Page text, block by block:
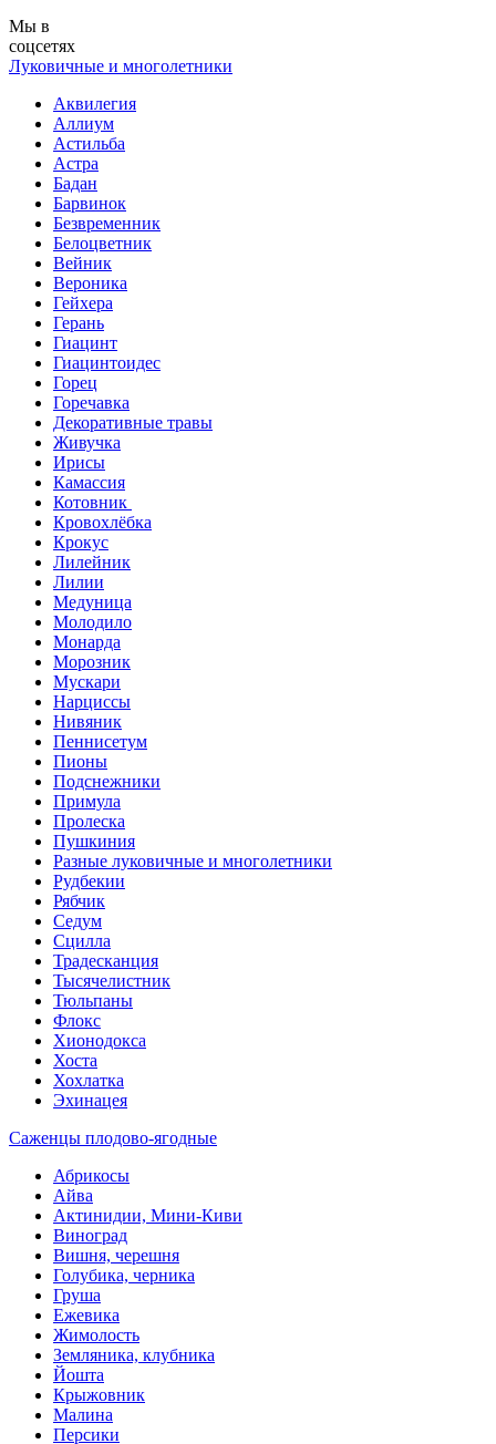
Мы в
соцсетях
Луковичные и многолетники
Аквилегия
Аллиум
Астильба
Астра
Бадан
Барвинок
Безвременник
Белоцветник
Вейник
Вероника
Гейхера
Герань
Гиацинт
Гиацинтоидес
Горец
Горечавка
Декоративные травы
Живучка
Ирисы
Камассия
Котовник
Кровохлёбка
Крокус
Лилейник
Лилии
Медуница
Молодило
Монарда
Морозник
Мускари
Нарциссы
Нивяник
Пеннисетум
Пионы
Подснежники
Примула
Пролеска
Пушкиния
Разные луковичные и многолетники
Рудбекии
Рябчик
Седум
Сцилла
Традесканция
Тысячелистник
Тюльпаны
Флокс
Хионодокса
Хоста
Хохлатка
Эхинацея
Саженцы плодово-ягодные
Абрикосы
Айва
Актинидии, Мини-Киви
Виноград
Вишня, черешня
Голубика, черника
Груша
Ежевика
Жимолость
Земляника, клубника
Йошта
Крыжовник
Малина
Персики